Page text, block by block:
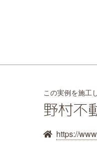
この実例を施工
野村不
https://